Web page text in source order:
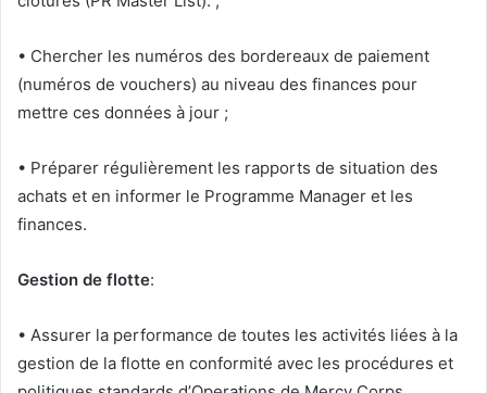
• Chercher les numéros des bordereaux de paiement
(numéros de vouchers) au niveau des finances pour
mettre ces données à jour ;
• Préparer régulièrement les rapports de situation des
achats et en informer le Programme Manager et les
finances.
Gestion de flotte:
• Assurer la performance de toutes les activités liées à la
gestion de la flotte en conformité avec les procédures et